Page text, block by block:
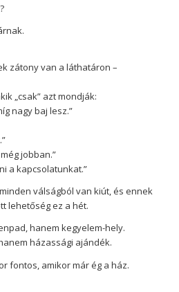
zátony van a láthatáron –
„csak” azt mondják:
nagy baj lesz.”
jobban.”
a kapcsolatunkat.”
válságból van kiút, és ennek
lehetőség ez a hét.
hanem kegyelem-hely.
házassági ajándék.
fontos, amikor már ég a ház.